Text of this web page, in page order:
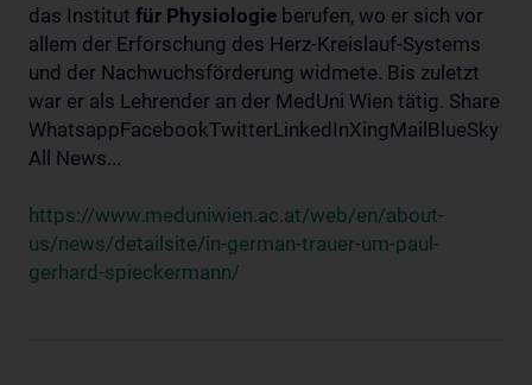
das Institut für Physiologie berufen, wo er sich vor
allem der Erforschung des Herz-Kreislauf-Systems
und der Nachwuchsförderung widmete. Bis zuletzt
war er als Lehrender an der MedUni Wien tätig. Share
WhatsappFacebookTwitterLinkedInXingMailBlueSky
All News...
https://www.meduniwien.ac.at/web/en/about-
us/news/detailsite/in-german-trauer-um-paul-
gerhard-spieckermann/